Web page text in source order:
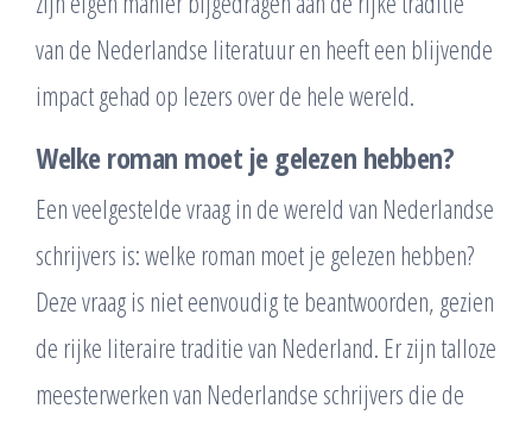
van de Nederlandse literatuur en heeft een blijvende
impact gehad op lezers over de hele wereld.
Welke roman moet je gelezen hebben?
Een veelgestelde vraag in de wereld van Nederlandse
schrijvers is: welke roman moet je gelezen hebben?
Deze vraag is niet eenvoudig te beantwoorden, gezien
de rijke literaire traditie van Nederland. Er zijn talloze
meesterwerken van Nederlandse schrijvers die de